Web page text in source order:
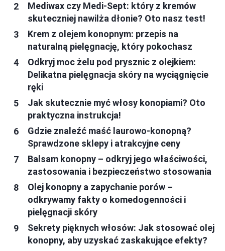
Mediwax czy Medi-Sept: który z kremów
skuteczniej nawilża dłonie? Oto nasz test!
Krem z olejem konopnym: przepis na
naturalną pielęgnację, który pokochasz
Odkryj moc żelu pod prysznic z olejkiem:
Delikatna pielęgnacja skóry na wyciągnięcie
ręki
Jak skutecznie myć włosy konopiami? Oto
praktyczna instrukcja!
Gdzie znaleźć maść laurowo-konopną?
Sprawdzone sklepy i atrakcyjne ceny
Balsam konopny – odkryj jego właściwości,
zastosowania i bezpieczeństwo stosowania
Olej konopny a zapychanie porów –
odkrywamy fakty o komedogenności i
pielęgnacji skóry
Sekrety pięknych włosów: Jak stosować olej
konopny, aby uzyskać zaskakujące efekty?